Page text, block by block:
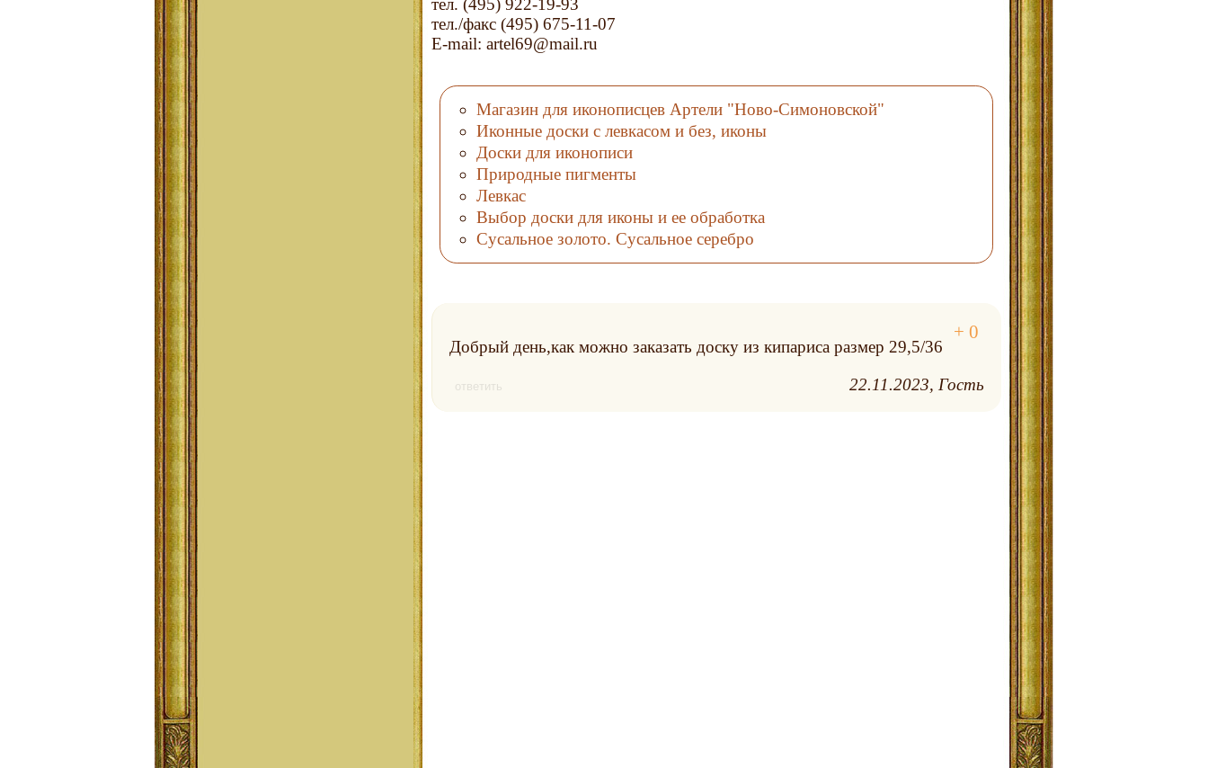
тел. (495) 922-19-93
тел./факс (495) 675-11-07
E-mail: artel69@mail.ru
Магазин для иконописцев Артели "Ново-Симоновской"
Иконные доски с левкасом и без, иконы
Доски для иконописи
Природные пигменты
Левкас
Выбор доски для иконы и ее обработка
Сусальное золото. Сусальное серебро
Добрый день,как можно заказать доску из кипариса размер 29,5/36
ответить 22.11.2023 Гость